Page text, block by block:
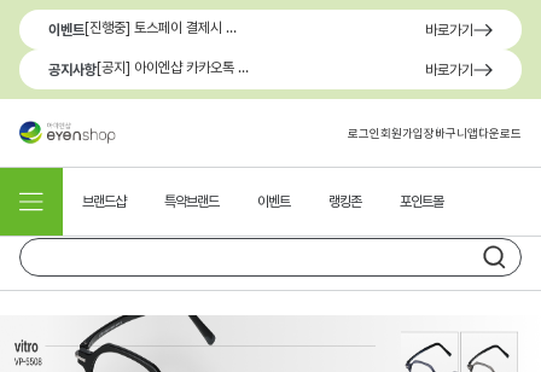
이벤트 [진행중] 토스페이 결제시 최대 1.3만원 혜택 바로가기
공지사항 [공지] 아이엔샵 카카오톡 1:1 문의 채널 이용 안내 바로가기
로그인회원가입장바구니앱다운로드
브랜드샵 특약브랜드 이벤트 랭킹존 포인트몰